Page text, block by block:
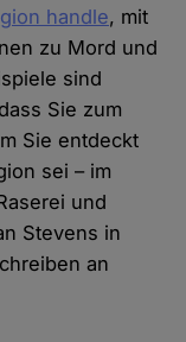
handle, mit
zu Mord und
sind
Sie zum
Sie entdeckt
sei – im
und
Stevens in
an